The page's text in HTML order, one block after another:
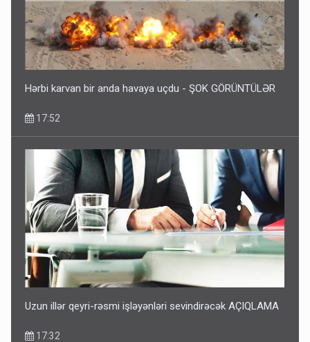
Hərbi karvan bir anda havaya uçdu - ŞOK GÖRÜNTÜLƏR
17:52
Uzun illər qeyri-rəsmi işləyənləri sevindirəcək AÇIQLAMA
17:32